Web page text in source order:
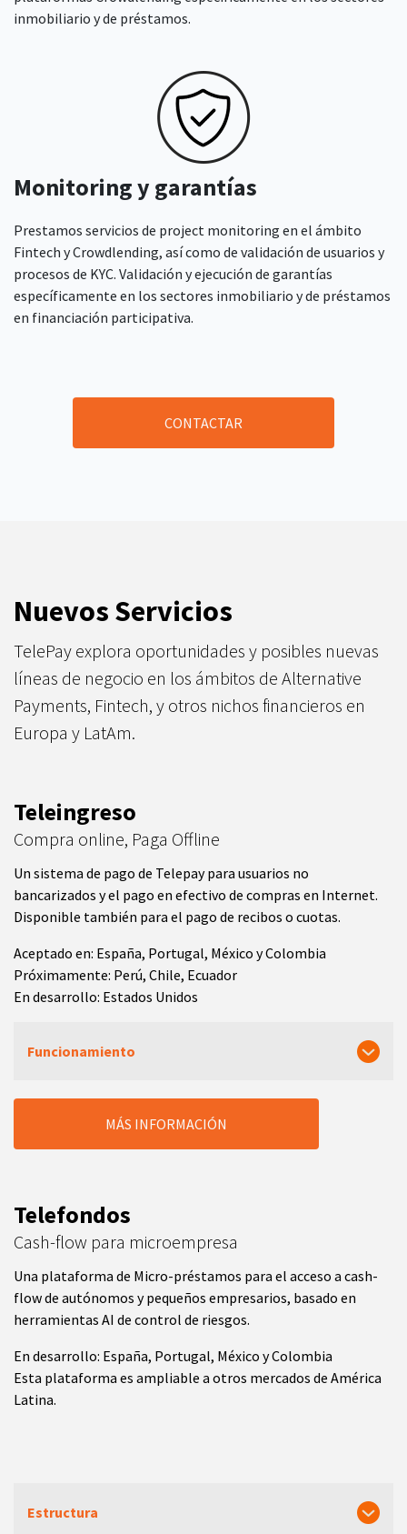
inmobiliario y de préstamos.
Monitoring y garantías
Prestamos servicios de project monitoring en el ámbito
Fintech y Crowdlending, así como de validación de usuarios y
procesos de KYC. Validación y ejecución de garantías
específicamente en los sectores inmobiliario y de préstamos
en financiación participativa.
CONTACTAR
Nuevos Servicios
TelePay explora oportunidades y posibles nuevas
líneas de negocio en los ámbitos de Alternative
Payments, Fintech, y otros nichos financieros en
Europa y LatAm.
Teleingreso
Compra online, Paga Offline
Un sistema de pago de Telepay para usuarios no
bancarizados y el pago en efectivo de compras en Internet.
Disponible también para el pago de recibos o cuotas.
Aceptado en: España, Portugal, México y Colombia
Próximamente: Perú, Chile, Ecuador
En desarrollo: Estados Unidos
Funcionamiento
MÁS INFORMACIÓN
Telefondos
Cash-flow para microempresa
Una plataforma de Micro-préstamos para el acceso a cash-
flow de autónomos y pequeños empresarios, basado en
herramientas AI de control de riesgos.
En desarrollo: España, Portugal, México y Colombia
Esta plataforma es ampliable a otros mercados de América
Latina.
Estructura